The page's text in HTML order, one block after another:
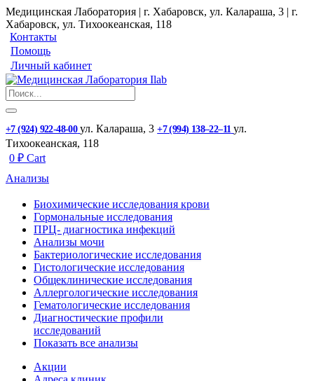
Медицинская Лаборатория | г. Хабаровск, ул. Калараша, 3 | г.
Хабаровск, ул. ​Тихоокеанская, 118
Контакты
Помощь
Личный кабинет
+7 (924) 922-48-00 ул. ​Калараша, 3 +7 (994) 138‒22‒11 ул. ​
Тихоокеанская, 118
0 ₽ Cart
Анализы
Биохимические исследования крови
Гормональные исследования
ПРЦ- диагностика инфекций
Анализы мочи
Бактериологические исследования
Гистологические исследования
Общеклинические исследования
Аллергологические исследования
Гематологические исследования
Диагностические профили
исследований
Показать все анализы
Акции